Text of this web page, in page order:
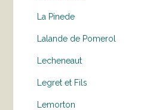
La Pinede
Lalande de Pomerol
Lecheneaut
Legret et Fils
Lemorton